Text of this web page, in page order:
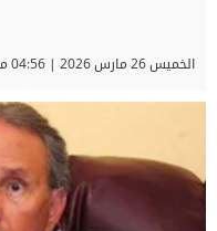
الخميس 26 مارس 2026 | 04:56 مساءً